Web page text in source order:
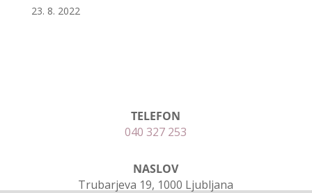
23. 8. 2022
TELEFON
040 327 253
NASLOV
Trubarjeva 19, 1000 Ljubljana